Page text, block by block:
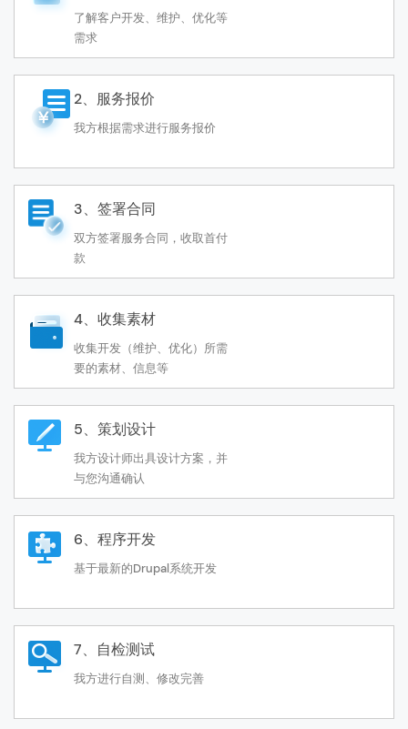
了解客户开发、维护、优化等
需求
2、服务报价
我方根据需求进行服务报价
3、签署合同
双方签署服务合同，收取首付
款
4、收集素材
收集开发（维护、优化）所需
要的素材、信息等
5、策划设计
我方设计师出具设计方案，并
与您沟通确认
6、程序开发
基于最新的Drupal系统开发
7、自检测试
我方进行自测、修改完善